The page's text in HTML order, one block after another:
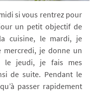
si vous rentrez pour
un petit objectif de
cuisine, le mardi, je
mercredi, je donne un
le jeudi, je fais mes
de suite. Pendant le
passer rapidement